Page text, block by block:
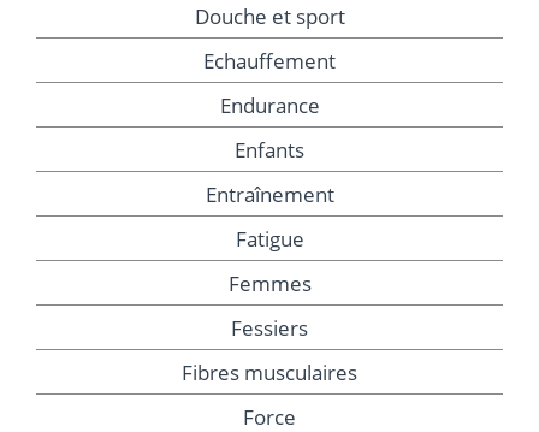
Douche et sport
Echauffement
Endurance
Enfants
Entraînement
Fatigue
Femmes
Fessiers
Fibres musculaires
Force